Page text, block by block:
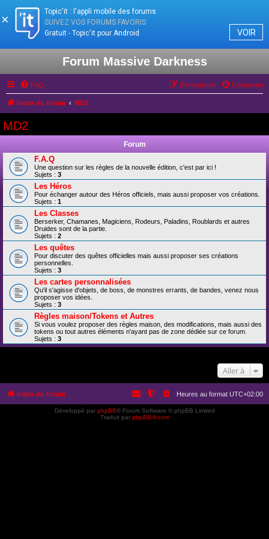
Forum Massive Darkness
FAQ Connexion
S’enregistrer
Index du forum MD2
MD2
Forum
F.A.Q
Une question sur les règles de la nouvelle édition, c'est par ici !
Sujets : 3
Les Héros
Pour échanger autour des Héros officiels, mais aussi proposer vos créations.
Sujets : 1
Les Classes
Berserker, Chamanes, Magiciens, Rodeurs, Paladins, Roublards et autres
Druides sont de la partie.
Sujets : 2
Les quêtes
Pour discuter des quêtes officielles mais aussi proposer ses créations
personnelles.
Sujets : 3
Les cartes personnalisées
Qu'il s'agisse d'objets, de boss, de monstres errants, de bandes, venez nous
proposer vos idées.
Sujets : 3
Règles maison/Tokens et Autres
Si vous voulez proposer des règles maison, des modifications, mais aussi des
tokens ou tout autres éléments n'ayant pas de zone dédiée sur ce forum.
Sujets : 3
Aller à
Index du forum Heures au format UTC+02:00
Développé par phpBB® Forum Software © phpBB Limited
Traduit par phpBB-fr.com
×
Topic'it : l'appli mobile des forums
SUIVEZ VOS FORUMS FAVORIS
Gratuit - Topic'it pour Android
VOIR